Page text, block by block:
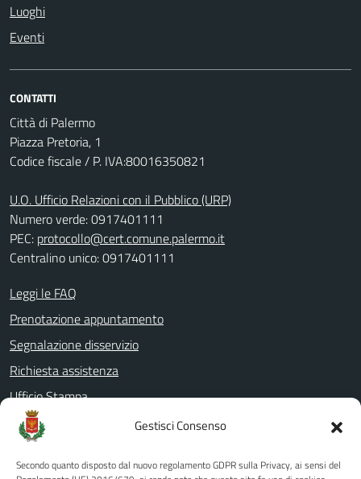
Gestisci Consenso
Secondo quanto disposto dal nuovo regolamento GDPR sulla Privacy, ai sensi del
Luoghi
Eventi
CONTATTI
Città di Palermo
Piazza Pretoria, 1
Codice fiscale / P. IVA:80016350821
U.O. Ufficio Relazioni con il Pubblico (URP)
Numero verde: 0917401111
PEC: protocollo@cert.comune.palermo.it
Centralino unico: 0917401111
Leggi le FAQ
Prenotazione appuntamento
Segnalazione disservizio
Richiesta assistenza
Ufficio Stampa
Amministrazione Trasparente
Albo pretorio
Informativa privacy